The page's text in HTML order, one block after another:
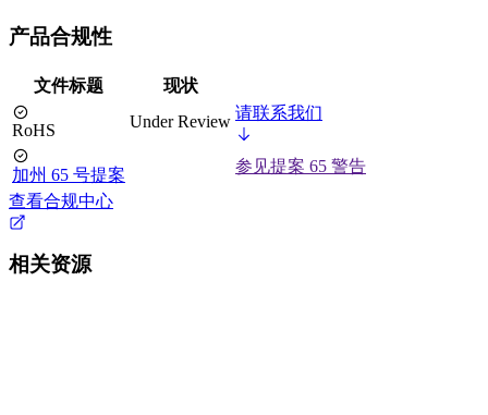
产品合规性
文件标题 现状
RoHS Under Review 请联系我们
加州 65 号提案
参见提案 65 警告
查看合规中心
相关资源